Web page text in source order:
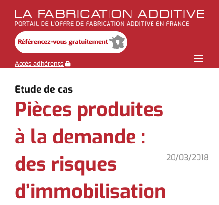
content
Accès adhérents
Etude de cas
Pièces produites
à la demande :
des risques
d’immobilisation
20/03/2018